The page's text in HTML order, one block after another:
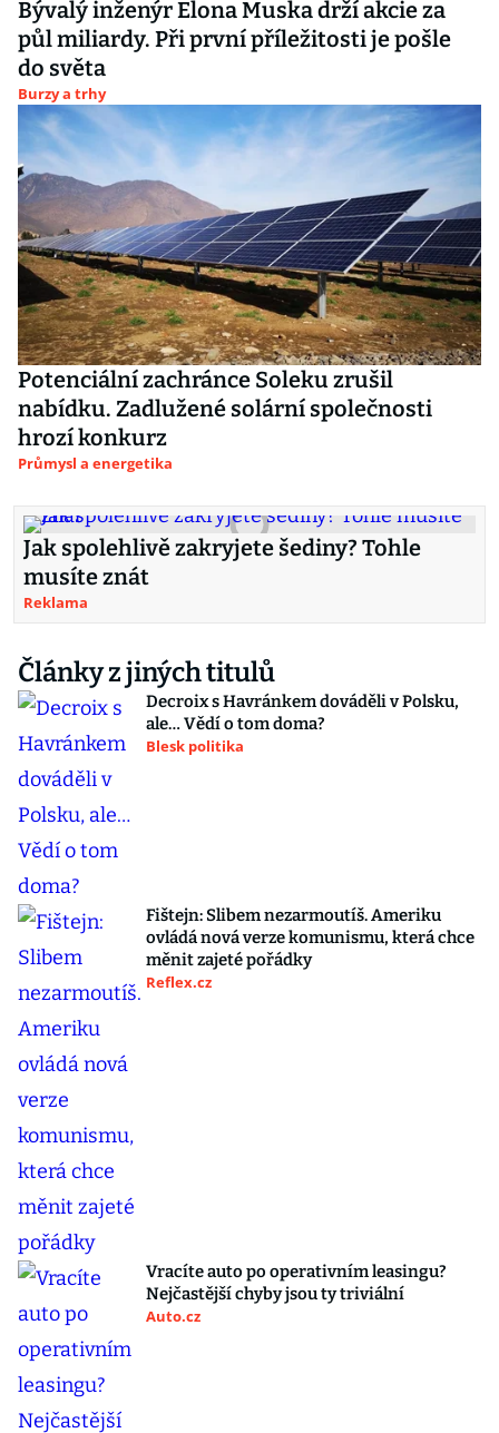
Bývalý inženýr Elona Muska drží akcie za
půl miliardy. Při první příležitosti je pošle
do světa
Burzy a trhy
Potenciální zachránce Soleku zrušil
nabídku. Zadlužené solární společnosti
hrozí konkurz
Průmysl a energetika
Jak spolehlivě zakryjete šediny? Tohle
musíte znát
Reklama
Články z jiných titulů
Decroix s Havránkem dováděli v Polsku,
ale… Vědí o tom doma?
Blesk politika
Fištejn: Slibem nezarmoutíš. Ameriku
ovládá nová verze komunismu, která chce
měnit zajeté pořádky
Reflex.cz
Vracíte auto po operativním leasingu?
Nejčastější chyby jsou ty triviální
Auto.cz